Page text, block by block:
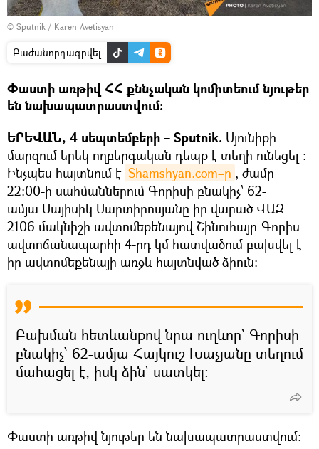
© Sputnik / Karen Avetisyan
Բաժանորդագրվել
Փաստի առթիվ ՀՀ քննչական կոմիտեում նյութեր
են նախապատրաստվում։
ԵՐԵՎԱՆ, 4 սեպտեմբերի – Sputnik. Սյունիքի
մարզում երեկ ողբերգական դեպք է տեղի ունեցել ։
Ինչպես հայտնում է Shamshyan.com–ը , ժամը
22։00-ի սահմաններում Գորիսի բնակիչ՝ 62-
ամյա Մայիսիկ Մարտիրոսյանը իր վարած ՎԱԶ
2106 մակնիշի ավտոմեքենայով Շինուհայր-Գորիս
ավտոճանապարհի 4-րդ կմ հատվածում բախվել է
իր ավտոմեքենայի առջև հայտնված ձիուն։
Բախման հետևանքով նրա ուղևոր՝ Գորիսի
բնակիչ՝ 62-ամյա Հայկուշ Խաչյանը տեղում
մահացել է, իսկ ձին` սատկել։
Փաստի առթիվ նյութեր են նախապատրաստվում։